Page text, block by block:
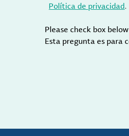
Política de privacidad.
Please check box
Esta pregunta es para